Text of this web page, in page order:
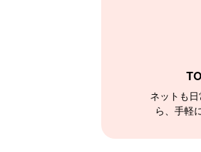
ネットも
ら、手軽